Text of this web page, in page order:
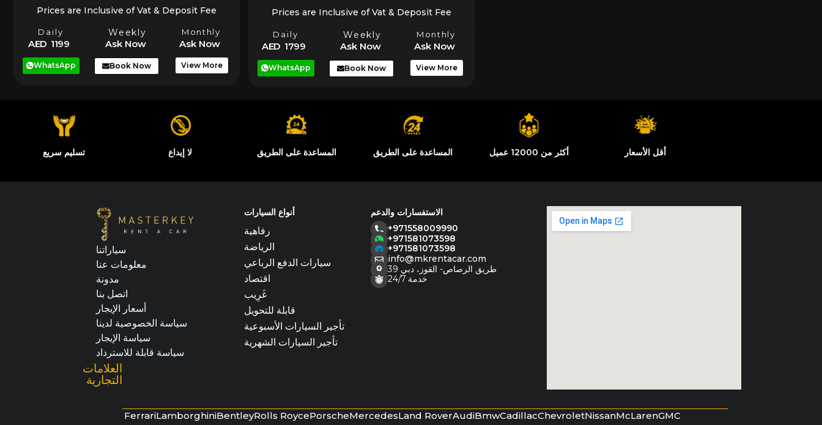
Prices are Inclusive of Vat & Deposit Fee
Daily Weekly Monthly
AED 1199 Ask Now Ask Now
WhatsApp Book Now View More
Prices are Inclusive of Vat & Deposit Fee
Daily Weekly Monthly
AED 1799 Ask Now Ask Now
WhatsApp Book Now View More
تسليم سريع لا إيداع المساعدة على الطريق المساعدة على الطريق أكثر من 12000 عميل أقل الأسعار
سياراتنا
معلومات عنا
مدونة
اتصل بنا
أسعار الإيجار
سياسة الخصوصية لدينا
سياسة الإيجار
سياسة قابلة للاسترداد
أنواع السيارات
رفاهية
الرياضة
سيارات الدفع الرباعي
اقتصاد
غَرِيب
قابلة للتحويل
تأجير السيارات الأسبوعية
تأجير السيارات الشهرية
الاستفسارات والدعم
+971558009990
+971581073598
+971581073598
info@mkrentacar.com
39 طريق الرصاص- القوز، دبي
خدمة 24/7
العلامات
التجارية
FerrariLamborghiniBentleyRolls RoycePorscheMercedesLand RoverAudiBmwCadillacChevroletNissanMcLarenGMC